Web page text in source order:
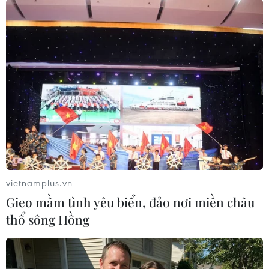
sang 11 thị trường mới trong năm
qua.
(TTXVN/Vietnam+)
vietnamplus.vn
Gieo mầm tình yêu biển, đảo nơi miền châu
thổ sông Hồng